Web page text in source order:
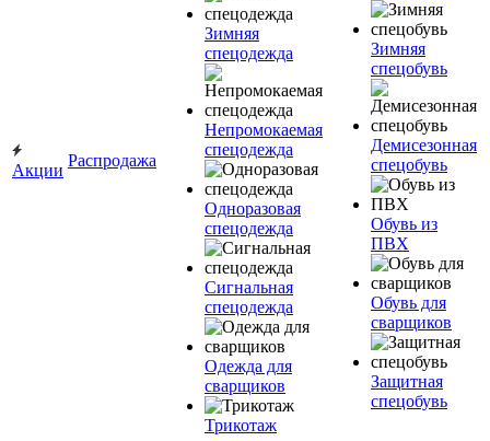
Акции
Распродажа
Зимняя
спецодежда
Непромокаемая
спецодежда
Одноразовая
спецодежда
Сигнальная
спецодежда
Одежда для
сварщиков
Трикотаж
Зимняя
спецобувь
Демисезонная
спецобувь
Обувь из
ПВХ
Обувь для
сварщиков
Защитная
спецобувь